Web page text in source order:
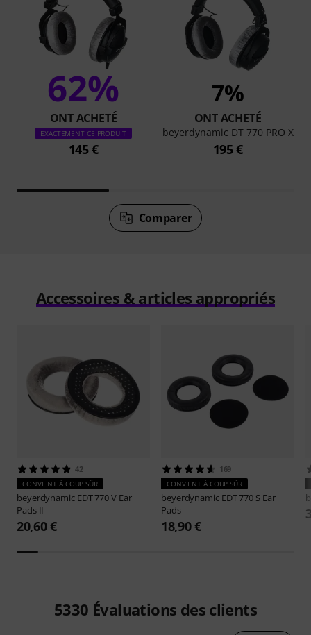
62%
ONT ACHETÉ
EXACTEMENT CE PRODUIT
145 €
7%
ONT ACHETÉ
beyerdynamic DT 770 PRO X
195 €
Comparer
Accessoires & articles appropriés
42
CONVIENT À COUP SÛR
beyerdynamic EDT 770 V Ear
Pads II
20,60 €
169
CONVIENT À COUP SÛR
beyerdynamic EDT 770 S Ear
Pads
18,90 €
5330 Évaluations des clients